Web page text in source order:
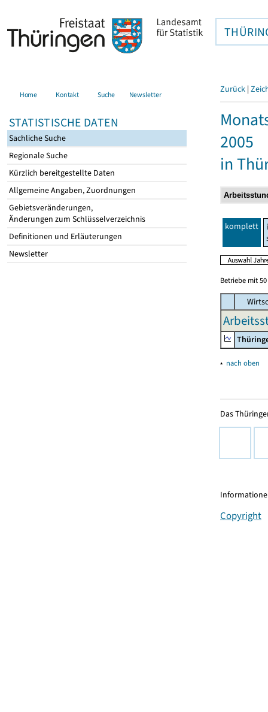
Home Kontakt Suche Newsletter
STATISTISCHE DATEN
Sachliche Suche
Regionale Suche
Kürzlich bereitgestellte Daten
Allgemeine Angaben, Zuordnungen
Gebietsveränderungen,
Änderungen zum Schlüsselverzeichnis
Definitionen und Erläuterungen
Newsletter
Zurück |
2005
in
komplett
Betriebe mit
▴ nach oben
Das
Copyright